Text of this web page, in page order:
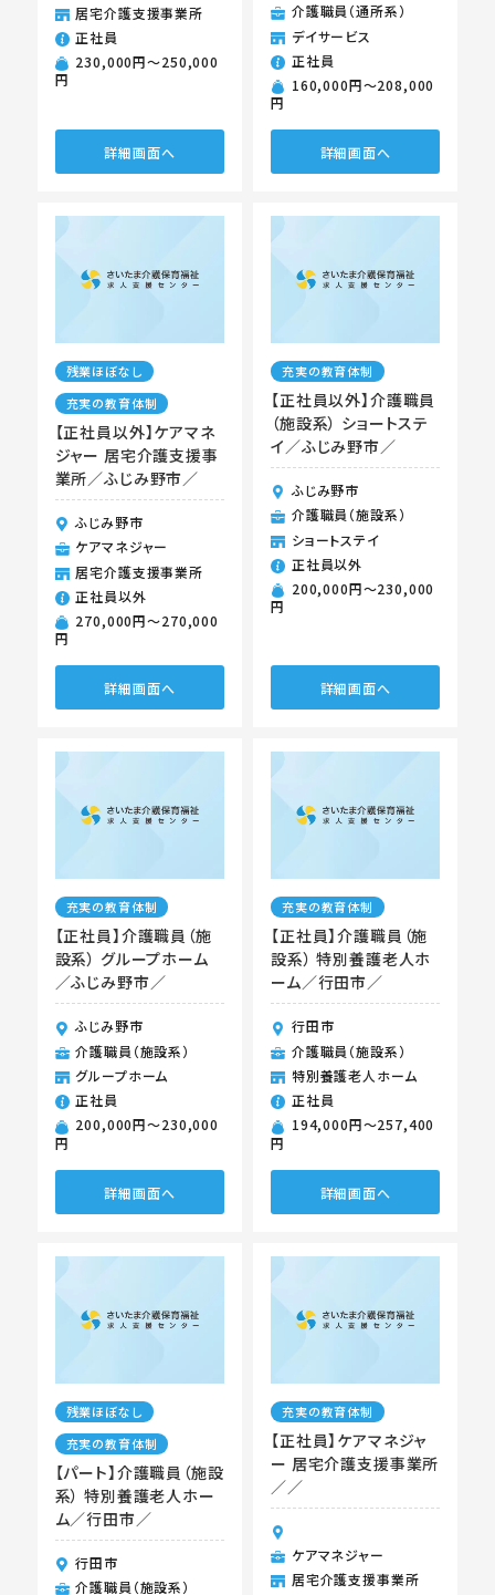
居宅介護支援事業所
正社員
230,000円〜250,000
円
詳細画面へ
介護職員（通所系）
デイサービス
正社員
160,000円〜208,000
円
詳細画面へ
残業ほぼなし
充実の教育体制
【正社員以外】ケアマネ
ジャー 居宅介護支援事
業所／ふじみ野市／
ふじみ野市
ケアマネジャー
居宅介護支援事業所
正社員以外
270,000円〜270,000
円
詳細画面へ
充実の教育体制
【正社員以外】介護職員
（施設系） ショートステ
イ／ふじみ野市／
ふじみ野市
介護職員（施設系）
ショートステイ
正社員以外
200,000円〜230,000
円
詳細画面へ
充実の教育体制
【正社員】介護職員（施
設系） グループホーム
／ふじみ野市／
ふじみ野市
介護職員（施設系）
グループホーム
正社員
200,000円〜230,000
円
詳細画面へ
充実の教育体制
【正社員】介護職員（施
設系） 特別養護老人ホ
ーム／行田市／
行田市
介護職員（施設系）
特別養護老人ホーム
正社員
194,000円〜257,400
円
詳細画面へ
残業ほぼなし
充実の教育体制
【パート】介護職員（施設
系） 特別養護老人ホー
ム／行田市／
行田市
介護職員（施設系）
充実の教育体制
【正社員】ケアマネジャ
ー 居宅介護支援事業所
／／
ケアマネジャー
居宅介護支援事業所